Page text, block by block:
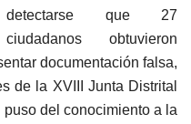
detectarse que 27
ciudadanos obtuvieron
documentación falsa,
de la XVIII Junta Distrital
del conocimiento a la